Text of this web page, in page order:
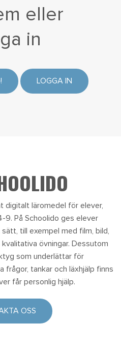
eller
in
LOGGA IN
digitalt läromedel för elever,
9. På Schoolido ges elever
till exempel med film, bild,
övningar. Dessutom
som underlättar för
frågor, tankar och läxhjälp finns
får personlig hjälp.
OSS